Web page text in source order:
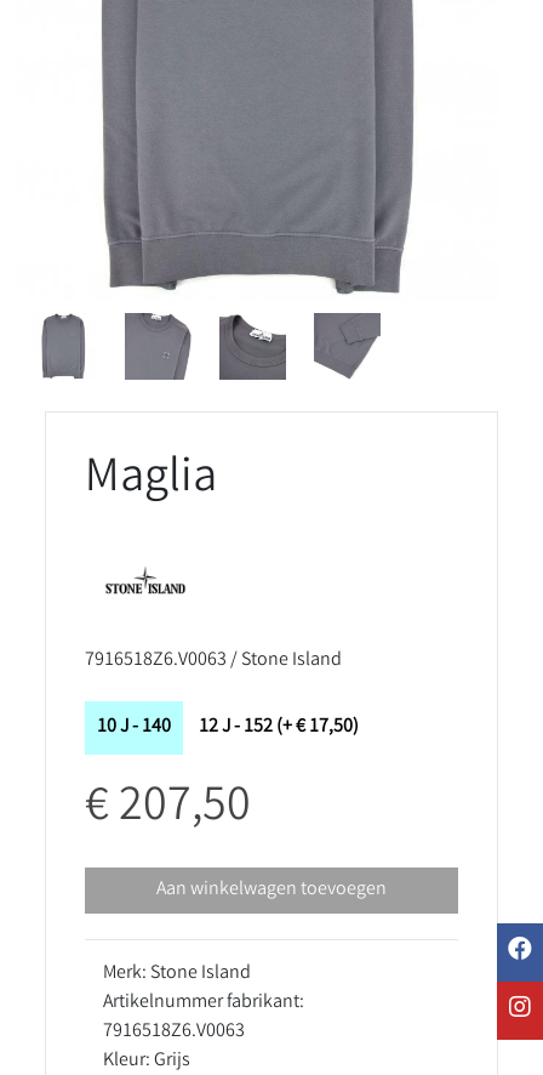
Maglia
7916518Z6.V0063 / Stone Island
10 J - 140 12 J - 152 (+ € 17,50)
€ 207,50
Aan winkelwagen toevoegen
Merk: Stone Island
Artikelnummer fabrikant:
7916518Z6.V0063
Kleur: Grijs